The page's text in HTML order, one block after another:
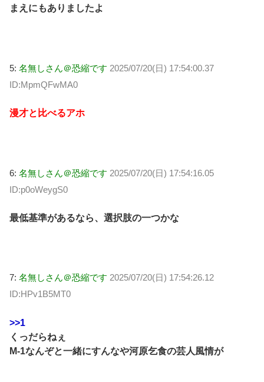
まえにもありましたよ
5: 名無しさん＠恐縮です 2025/07/20(日) 17:54:00.37
ID:MpmQFwMA0
漫才と比べるアホ
6: 名無しさん＠恐縮です 2025/07/20(日) 17:54:16.05
ID:p0oWeygS0
最低基準があるなら、選択肢の一つかな
7: 名無しさん＠恐縮です 2025/07/20(日) 17:54:26.12
ID:HPv1B5MT0
>>1
くっだらねぇ
M-1なんぞと一緒にすんなや河原乞食の芸人風情が